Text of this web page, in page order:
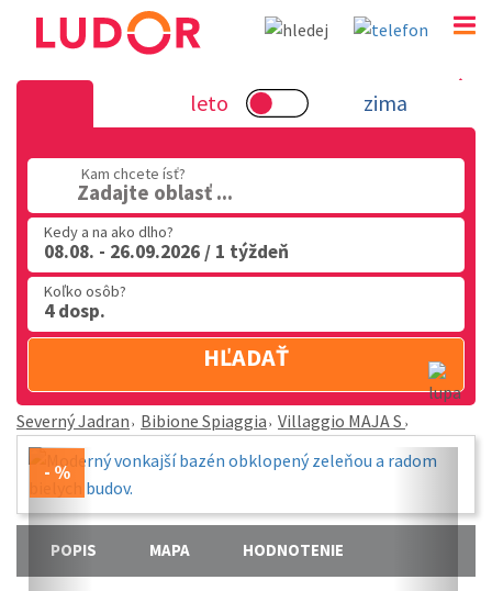
Villaggio MAJA S - Bibione Spiaggia - Severný
leto zima
Kam chcete ísť?
Zadajte oblasť ...
Kedy a na ako dlho?
08.08. - 26.09.2026 / 1 týždeň
Koľko osôb?
4 dosp.
HĽADAŤ
Severný Jadran Bibione Spiaggia Villaggio MAJA S
POPIS MAPA HODNOTENIE